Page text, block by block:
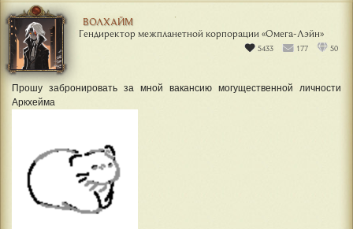
ВОЛХАЙМ
Гендиректор межпланетной корпорации «Омега-Лэйн»
5433 177 50
Прошу забронировать за мной вакансию могущественной личности
Аркхейма